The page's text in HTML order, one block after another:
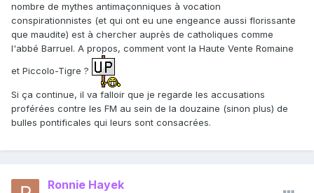
nombre de mythes antimaçonniques à vocation
conspirationnistes (et qui ont eu une engeance aussi florissante
que maudite) est à chercher auprès de catholiques comme
l'abbé Barruel. A propos, comment vont la Haute Vente Romaine
et Piccolo-Tigre ?
Si ça continue, il va falloir que je regarde les accusations
proférées contre les FM au sein de la douzaine (sinon plus) de
bulles pontificales qui leurs sont consacrées.
Ronnie Hayek